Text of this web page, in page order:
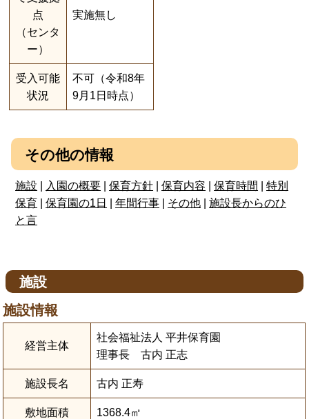
点
（センタ
ー）
実施無し
受入可能
状況
不可（令和8年
9月1日時点）
その他の情報
施設 入園の概要 |保育方針 |保育内容 |保育時間 |特別
保育 |保育園の1日 |年間行事 その他 |施設長からのひ
と言
施設
施設情報
経営主体
社会福祉法人 平井保育園
理事長 古内 正志
施設長名 古内 正寿
敷地面積 1368.4㎡